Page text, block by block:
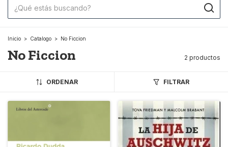
Inicio > Catalogo > No Ficcion
No Ficcion 2 productos
ORDENAR FILTRAR